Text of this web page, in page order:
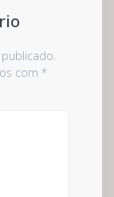
com *